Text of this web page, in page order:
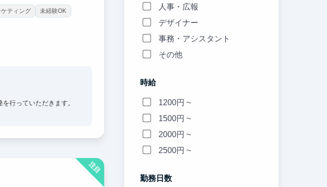
ティング
未経験OK
行っていただきます。
注目
人事・広報
デザイナー
事務・アシスタント
その他
時給
1200円 ~
1500円 ~
2000円 ~
2500円 ~
勤務日数